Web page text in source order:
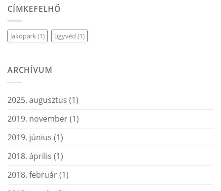
CÍMKEFELHŐ
lakópark(1) ügyvéd (1)
ARCHÍVUM
2025. augusztus (1)
2019. november(1)
2019. június (1)
2018. április (1)
2018. február(1)